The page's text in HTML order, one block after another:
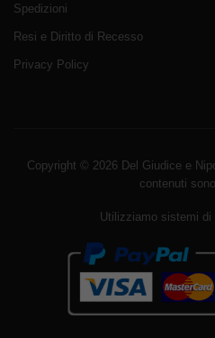
Spedizioni
Resi e Diritto di Recesso
Privacy Policy
Copyright © 2026 Del Giudice e
contenuti
Utilizziamo sistemi di